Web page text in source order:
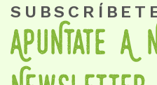
APuNtate A